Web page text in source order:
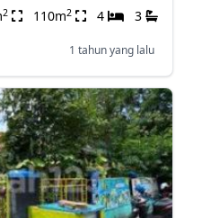
2 110m2 4 3
1 tahun yang lalu